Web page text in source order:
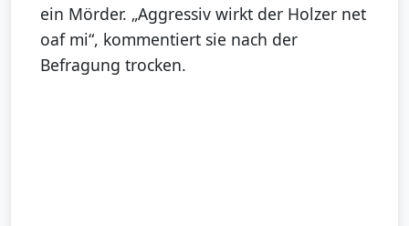
ein Mörder. „Aggressiv wirkt der Holzer net
oaf mi“, kommentiert sie nach der
Befragung trocken.